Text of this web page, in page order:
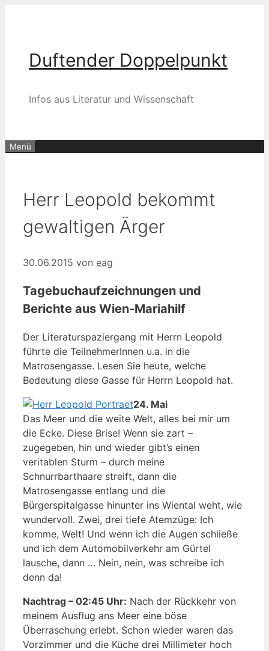
Duftender Doppelpunkt
Infos aus Literatur und Wissenschaft
Menü
Herr Leopold bekommt
gewaltigen Ärger
30.06.2015 von eag
Tagebuchaufzeichnungen und
Berichte aus Wien-Mariahilf
Der Literaturspaziergang mit Herrn Leopold
führte die TeilnehmerInnen u.a. in die
Matrosengasse. Lesen Sie heute, welche
Bedeutung diese Gasse für Herrn Leopold hat.
24. Mai
Das Meer und die weite Welt, alles bei mir um
die Ecke. Diese Brise! Wenn sie zart –
zugegeben, hin und wieder gibt’s einen
veritablen Sturm – durch meine
Schnurrbarthaare streift, dann die
Matrosengasse entlang und die
Bürgerspitalgasse hinunter ins Wiental weht, wie
wundervoll. Zwei, drei tiefe Atemzüge: Ich
komme, Welt! Und wenn ich die Augen schließe
und ich dem Automobilverkehr am Gürtel
lausche, dann … Nein, nein, was schreibe ich
denn da!
Nachtrag – 02:45 Uhr: Nach der Rückkehr von
meinem Ausflug ans Meer eine böse
Überraschung erlebt. Schon wieder waren das
Vorzimmer und die Küche drei Millimeter hoch